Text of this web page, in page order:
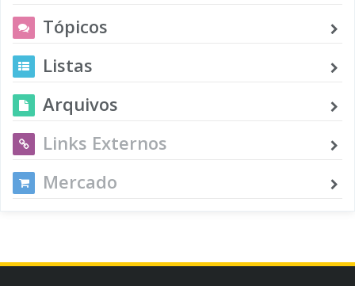
Tópicos
Listas
Arquivos
Links Externos
Mercado